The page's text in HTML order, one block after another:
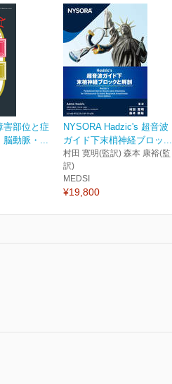
害部位と症
脳動脈・...
NYSORA Hadzic's 超音波
ガイド下末梢神経ブロッ...
村田 寛明(監訳) 森本 康裕(監
訳)
MEDSI
¥19,800